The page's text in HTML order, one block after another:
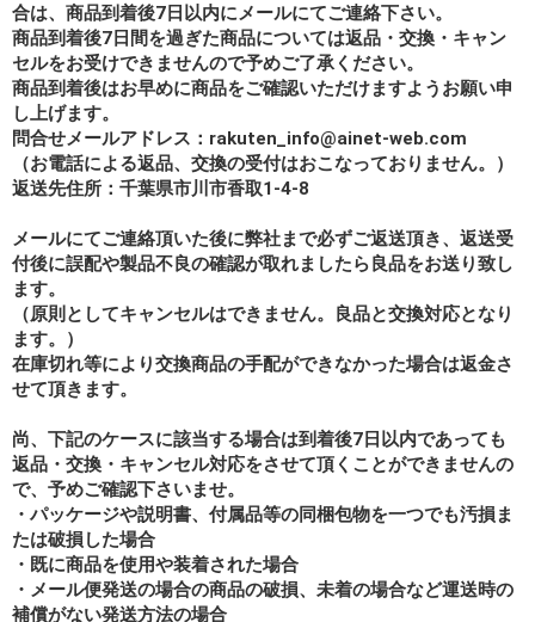
合は、商品到着後7日以内にメールにてご連絡下さい。
商品到着後7日間を過ぎた商品については返品・交換・キャン
セルをお受けできませんので予めご了承ください。
商品到着後はお早めに商品をご確認いただけますようお願い申
し上げます。
問合せメールアドレス：rakuten_info@ainet-web.com
（お電話による返品、交換の受付はおこなっておりません。）
返送先住所：千葉県市川市香取1-4-8
メールにてご連絡頂いた後に弊社まで必ずご返送頂き、返送受
付後に誤配や製品不良の確認が取れましたら良品をお送り致し
ます。
（原則としてキャンセルはできません。良品と交換対応となり
ます。）
在庫切れ等により交換商品の手配ができなかった場合は返金さ
せて頂きます。
尚、下記のケースに該当する場合は到着後7日以内であっても
返品・交換・キャンセル対応をさせて頂くことができませんの
で、予めご確認下さいませ。
・パッケージや説明書、付属品等の同梱包物を一つでも汚損ま
たは破損した場合
・既に商品を使用や装着された場合
・メール便発送の場合の商品の破損、未着の場合など運送時の
補償がない発送方法の場合